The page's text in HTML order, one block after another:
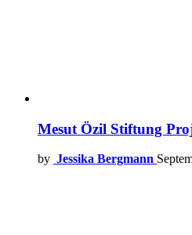
Mesut Özil Stiftung
by Jessika Bergmann